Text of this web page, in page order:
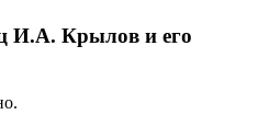
И.А. Крылов и его